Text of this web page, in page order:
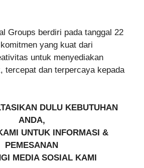
Groups berdiri pada tanggal 22
yang kuat dari
untuk menyediakan
tercepat dan terpercaya kepada
DULU KEBUTUHAN
ANDA,
UNTUK INFORMASI &
PEMESANAN
MEDIA SOSIAL KAMI